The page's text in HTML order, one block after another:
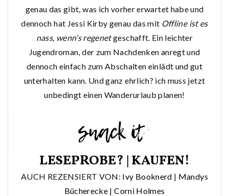
genau das gibt, was ich vorher erwartet habe und
dennoch hat Jessi Kirby genau das mit Offline ist es
nass, wenn’s regenetgeschafft. Ein leichter
Jugendroman, der zum Nachdenken anregt und
dennoch einfach zum Abschalten einlädt und gut
unterhalten kann. Und ganz ehrlich? ich muss jetzt
unbedingt einen Wanderurlaub planen!
LESEPROBE? |KAUFEN!
AUCH REZENSIERT VON: Ivy Booknerd | Mandys
Bücherecke |Corni Holmes